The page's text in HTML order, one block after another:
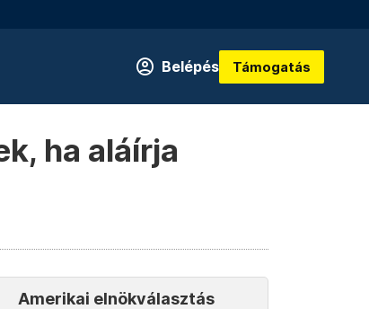
Belépés Támogatás
ha aláírja
Amerikai elnökválasztás